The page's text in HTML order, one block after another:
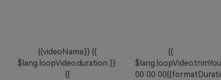
{{videoName}} {{
$lang.loopVideo.duration }}:
{{
{{
00:00:00